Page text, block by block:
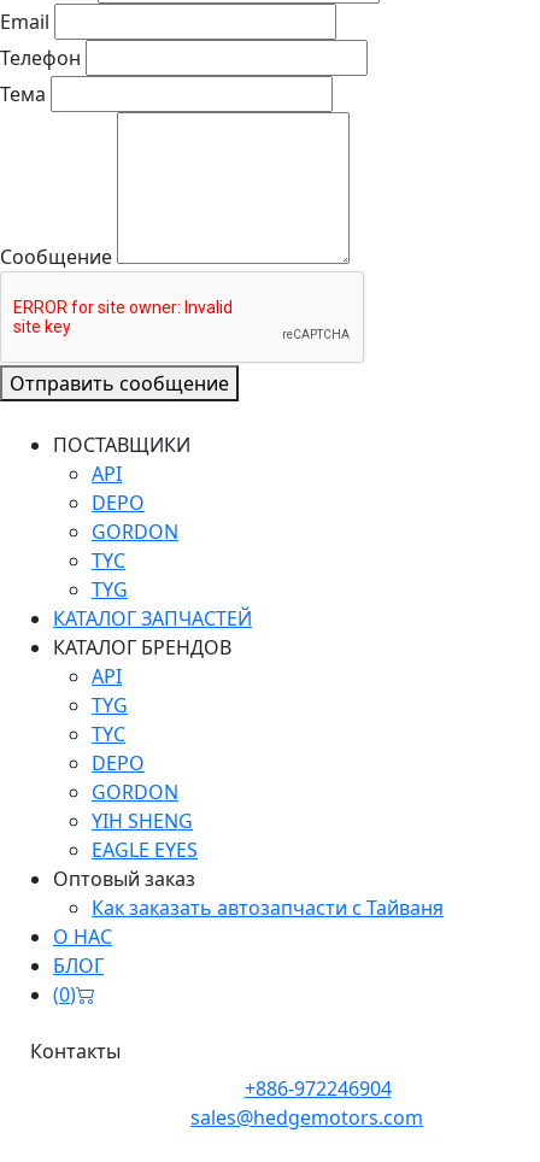
Email
Телефон
Тема
Сообщение
Отправить сообщение
ПОСТАВЩИКИ
API
DEPO
GORDON
TYC
TYG
КАТАЛОГ ЗАПЧАСТЕЙ
КАТАЛОГ БРЕНДОВ
API
TYG
TYC
DEPO
GORDON
YIH SHENG
EAGLE EYES
Оптовый заказ
Как заказать автозапчасти с Тайваня
О НАС
БЛОГ
(0)
Контакты
+886-972246904
sales@hedgemotors.com